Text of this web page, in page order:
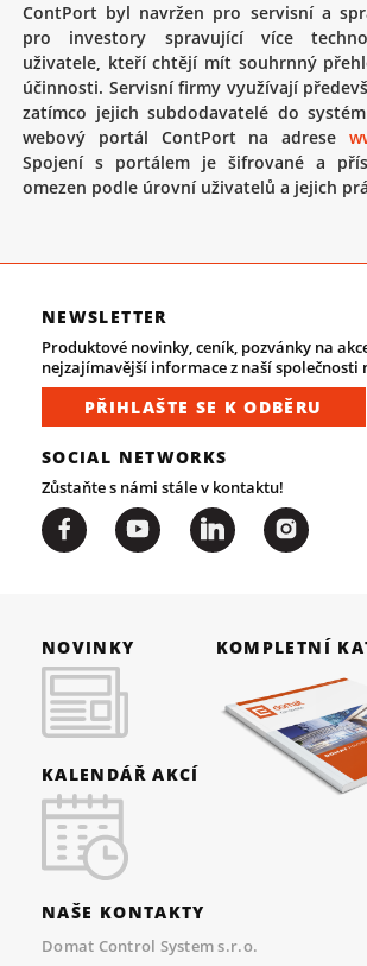
ContPort byl navržen pro servisní a
pro investory spravující více
uživatele, kteří chtějí mít souhrnný
účinnosti. Servisní firmy využívají
zatímco jejich subdodavatelé do
webový portál ContPort na adrese
Spojení s portálem je šifrované a
omezen podle úrovní uživatelů a jejich
NEWSLETTER
Produktové novinky, ceník, pozvánky na
nejzajímavější informace z naší společnosti
PŘIHLAŠTE SE K ODBĚRU
SOCIAL NETWORKS
Zůstaňte s námi stále v kontaktu!
NOVINKY
KALENDÁŘ AKCÍ
KOMPLETNÍ
NAŠE KONTAKTY
Domat Control System s.r.o.